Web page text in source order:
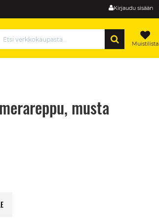
Kirjaudu sisään
Muistilista
musta